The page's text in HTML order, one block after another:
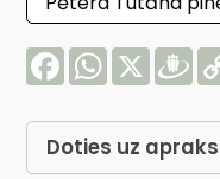
FacebookWhatsApp
X
Doties uz